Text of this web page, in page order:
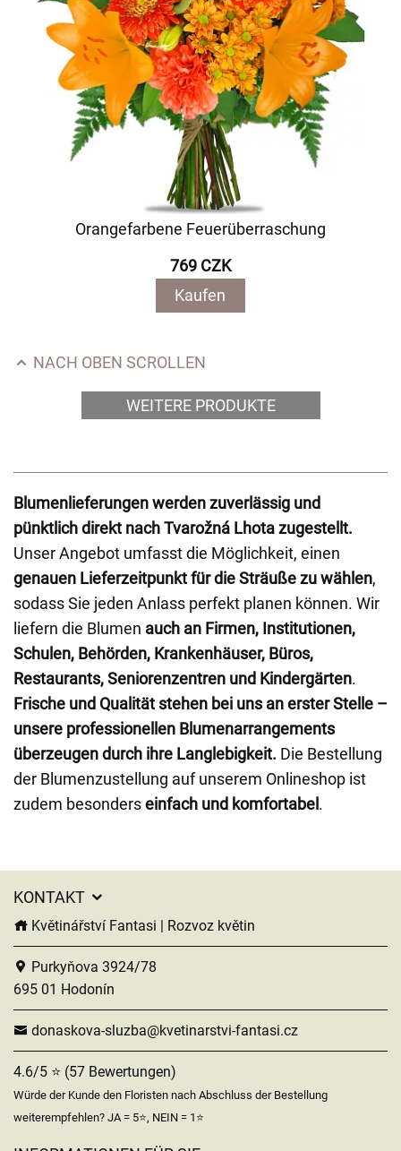
Orangefarbene Feuerüberraschung
769 CZK
Kaufen
NACH OBEN SCROLLEN
WEITERE PRODUKTE
Blumenlieferungen werden zuverlässig und
pünktlich direkt nach Tvarožná Lhota zugestellt.
Unser Angebot umfasst die Möglichkeit, einen
genauen Lieferzeitpunkt für die Sträuße zu wählen,
sodass Sie jeden Anlass perfekt planen können. Wir
liefern die Blumen auch an Firmen, Institutionen,
Schulen, Behörden, Krankenhäuser, Büros,
Restaurants, Seniorenzentren und Kindergärten.
Frische und Qualität stehen bei uns an erster Stelle –
unsere professionellen Blumenarrangements
überzeugen durch ihre Langlebigkeit. Die Bestellung
der Blumenzustellung auf unserem Onlineshop ist
zudem besonderseinfach und komfortabel .
KONTAKT
Květinářství Fantasi | Rozvoz květin
Purkyňova 3924/78
695 01 Hodonín
donaskova-sluzba@kvetinarstvi-fantasi.cz
4.6/5 ⭐ (57 Bewertungen)
Würde der Kunde den Floristen nach Abschluss der Bestellung
weiterempfehlen? JA = 5⭐, NEIN = 1⭐